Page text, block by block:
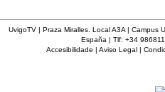
UvigoTV | Praza Miralles. Local A3A | Campus
España | Tlf: +34
Accesibilidade | Aviso Legal|